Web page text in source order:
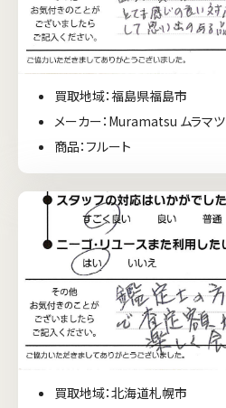
買取地域：福島県福島市
メーカー：Muramatsu ムラマツ
商品：フルート
買取地域：北海道札幌市